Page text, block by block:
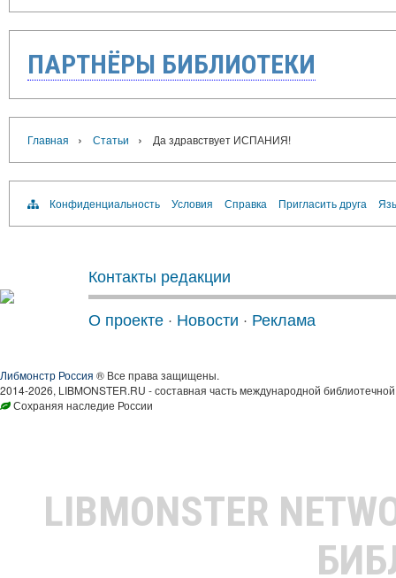
ПАРТНЁРЫ БИБЛИОТЕКИ
Главная › Статьи › Да здравствует ИСПАНИЯ!
Конфиденциальность Условия Справка Пригласить друга
Контакты редакции
О проекте · Новости · Реклама
Либмонстр Россия ® Все права защищены.
2014-2026, LIBMONSTER.RU - составная часть международной
Сохраняя наследие России
LIBMONSTER